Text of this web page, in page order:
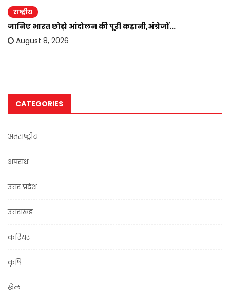
राष्ट्रीय
जानिए भारत छोड़ो आंदोलन की पूरी कहानी,अंग्रेजों...
August 8, 2026
CATEGORIES
अंतराष्ट्रीय
अपराध
उत्तर प्रदेश
उत्तराखंड
करियर
कृषि
खेल